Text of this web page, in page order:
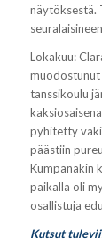
näytöksestä.
Lokakuu:
muodostunut
tanssikoulu
pyhitetty
päästiin
Kumpanakin
paikalla oli
osallistuja
Kutsut